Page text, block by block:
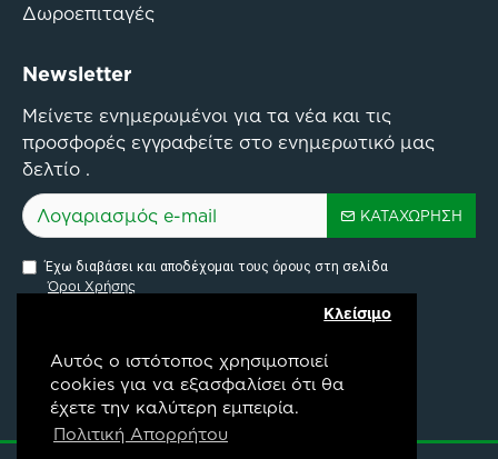
Αυτός ο ιστότοπος χρησιμοποιεί
cookies για να εξασφαλίσει ότι θα
έχετε την καλύτερη εμπειρία.
Πολιτική Απορρήτου
Κλείσιμο
Δωροεπιταγές
Newsletter
Μείνετε ενημερωμένοι για τα νέα και τις
προσφορές εγγραφείτε στο ενημερωτικό μας
δελτίο .
ΚΑΤΑΧΏΡΗΣΗ
Έχω διαβάσει και αποδέχομαι τους όρους στη σελίδα
Όροι Χρήσης
Pylon Api Connectivity Project